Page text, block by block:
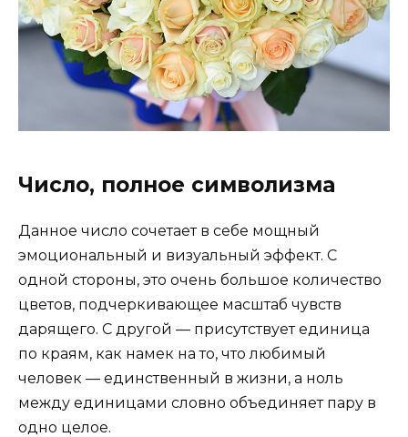
Число, полное символизма
Данное число сочетает в себе мощный
эмоциональный и визуальный эффект. С
одной стороны, это очень большое количество
цветов, подчеркивающее масштаб чувств
дарящего. С другой — присутствует единица
по краям, как намек на то, что любимый
человек — единственный в жизни, а ноль
между единицами словно объединяет пару в
одно целое.